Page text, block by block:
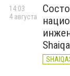
14:03
4 августа